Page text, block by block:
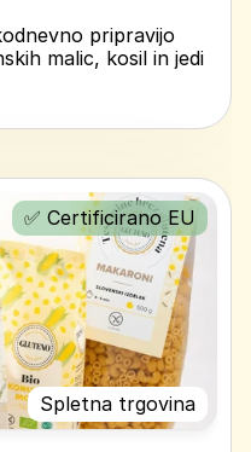
pripravijo
malic, kosil in jedi
Spletna trgovina
✅ Certificirano EU